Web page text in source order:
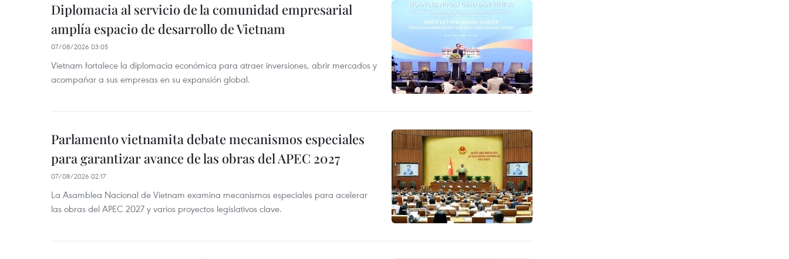
Diplomacia al servicio de la comunidad empresarial
amplía espacio de desarrollo de Vietnam
07/08/2026 03:05
Vietnam fortalece la diplomacia económica para atraer inversiones, abrir mercados y
acompañar a sus empresas en su expansión global.
Parlamento vietnamita debate mecanismos especiales
para garantizar avance de las obras del APEC 2027
07/08/2026 02:17
La Asamblea Nacional de Vietnam examina mecanismos especiales para acelerar
las obras del APEC 2027 y varios proyectos legislativos clave.